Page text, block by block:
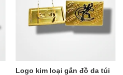
Logo kim loại gắn đồ da túi